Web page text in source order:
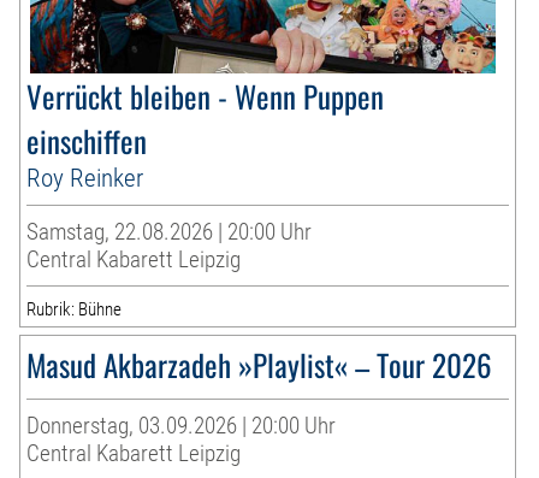
Verrückt bleiben - Wenn Puppen
einschiffen
Roy Reinker
Samstag, 22.08.2026 | 20:00 Uhr
Central Kabarett Leipzig
Rubrik: Bühne
Masud Akbarzadeh »Playlist« – Tour 2026
Donnerstag, 03.09.2026 | 20:00 Uhr
Central Kabarett Leipzig